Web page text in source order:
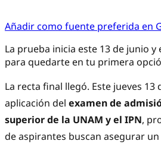
Añadir como fuente preferida en
La prueba inicia este 13 de junio y
para quedarte en tu primera
La recta final llegó. Este jueves
aplicación del examen de
superior de la UNAM y el IPN,
de aspirantes buscan asegurar